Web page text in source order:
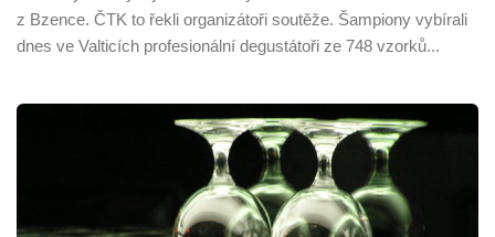
z Bzence. ČTK to řekli organizátoři soutěže. Šampiony vybírali
dnes ve Valticích profesionální degustátoři ze 748 vzorků...